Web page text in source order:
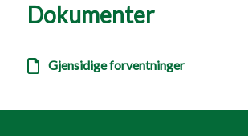
Dokumenter
Gjensidige forventninger